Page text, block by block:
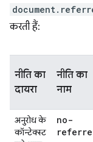
करती हैं:
नीति का
दायरा
नीति का
नाम
अनुरोध के
कॉन्टेक्स्ट
no-